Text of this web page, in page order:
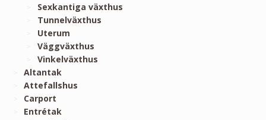
Sexkantiga växthus
Tunnelväxthus
Uterum
Väggväxthus
Vinkelväxthus
Altantak
Attefallshus
Carport
Entrétak